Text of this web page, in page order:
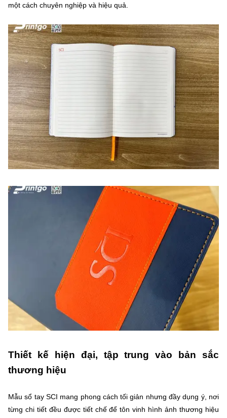
một cách chuyên nghiệp và hiệu quả.
Thiết kế hiện đại, tập trung vào bản sắc
thương hiệu
Mẫu sổ tay SCI mang phong cách tối giản nhưng đầy dụng ý, nơi
từng chi tiết đều được tiết chế để tôn vinh hình ảnh thương hiệu